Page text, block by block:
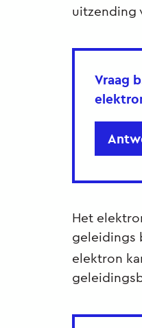
uitzending
Vraag
Het
geleidings
elektron